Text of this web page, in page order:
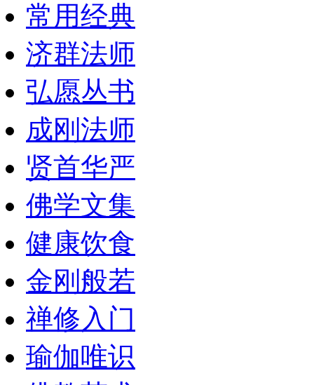
常用经典
济群法师
弘愿丛书
成刚法师
贤首华严
佛学文集
健康饮食
金刚般若
禅修入门
瑜伽唯识